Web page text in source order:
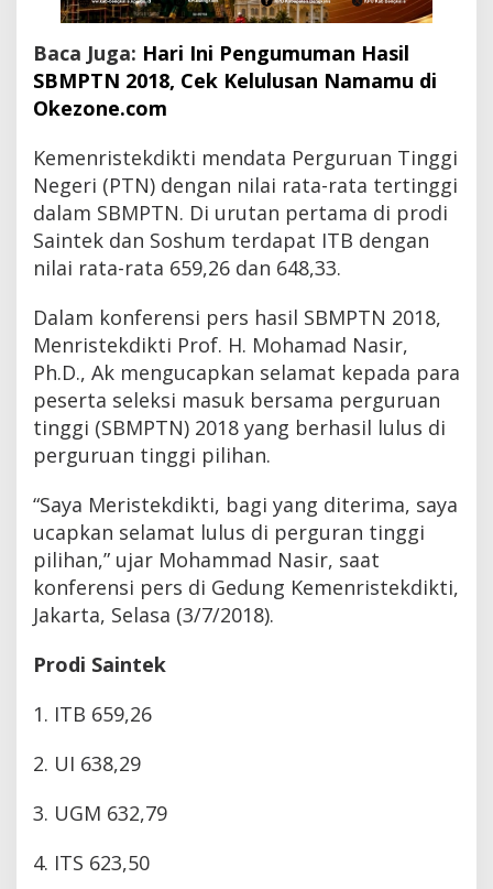
Baca Juga: Hari Ini Pengumuman Hasil
SBMPTN 2018, Cek Kelulusan Namamu di
Okezone.com
Kemenristekdikti mendata Perguruan Tinggi
Negeri (PTN) dengan nilai rata-rata tertinggi
dalam SBMPTN. Di urutan pertama di prodi
Saintek dan Soshum terdapat ITB dengan
nilai rata-rata 659,26 dan 648,33.
Dalam konferensi pers hasil SBMPTN 2018,
Menristekdikti Prof. H. Mohamad Nasir,
Ph.D., Ak mengucapkan selamat kepada para
peserta seleksi masuk bersama perguruan
tinggi (SBMPTN) 2018 yang berhasil lulus di
perguruan tinggi pilihan.
“Saya Meristekdikti, bagi yang diterima, saya
ucapkan selamat lulus di perguran tinggi
pilihan,” ujar Mohammad Nasir, saat
konferensi pers di Gedung Kemenristekdikti,
Jakarta, Selasa (3/7/2018).
Prodi Saintek
1. ITB 659,26
2. UI 638,29
3. UGM 632,79
4. ITS 623,50